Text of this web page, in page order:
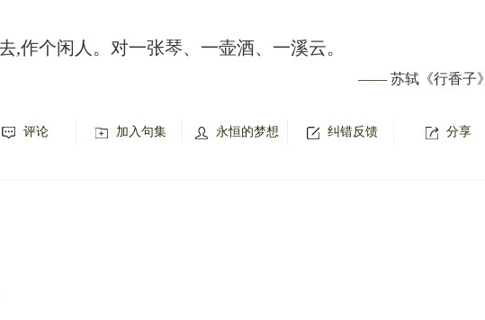
,作个闲人。对一张琴、一壶酒、一溪云。
—— 苏轼 《行香子》
评论 加入句集 永恒的梦想 纠错反馈 分享